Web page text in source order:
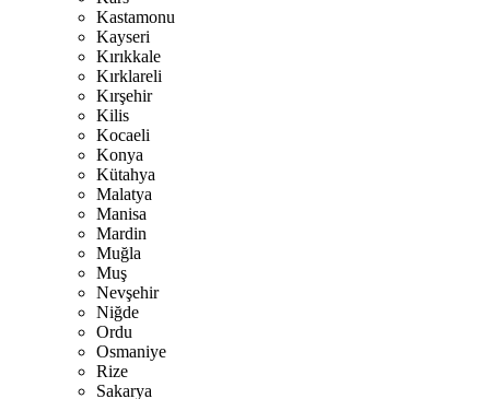
Kastamonu
Kayseri
Kırıkkale
Kırklareli
Kırşehir
Kilis
Kocaeli
Konya
Kütahya
Malatya
Manisa
Mardin
Muğla
Muş
Nevşehir
Niğde
Ordu
Osmaniye
Rize
Sakarya